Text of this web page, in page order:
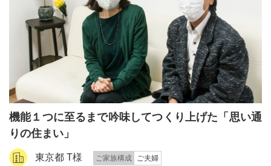
機能１つに至るまで吟味してつくり上げた「思い通
りの住まい」
東京都 T様 ご家族構成 ご夫婦